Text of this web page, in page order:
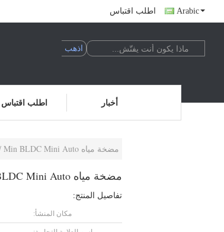
اطلب اقتباس Arabic
اطلب اقتباس أخبار
مضخة مياه Junqi 24V 100W 1800L / Min BLDC Mini Auto لتوزيع سائل التبريد
مضخة مياه Junqi 24V 100W 1800L / Min BLDC Mini Auto لتوزيع سائل التبريد
تفاصيل المنتج:
مكان المنشأ: